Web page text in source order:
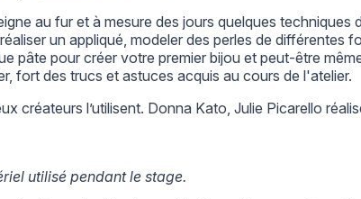
au fur et à mesure des jours quelques techniques
un appliqué, modeler des perles de différentes
pâte pour créer votre premier bijou et peut-être
fort des trucs et astuces acquis au cours de l'atelier.
créateurs l’utilisent. Donna Kato, Julie Picarello
utilisé pendant le stage.